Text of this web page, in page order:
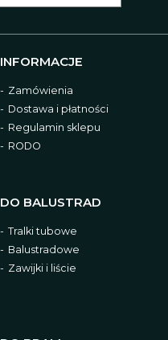
INFORMACJE
Zamówienia
Dostawa i płatności
Regulamin sklepu
RODO
DO BALUSTRAD
Tralki tubowe
Balustradowe
Zawijki i liście